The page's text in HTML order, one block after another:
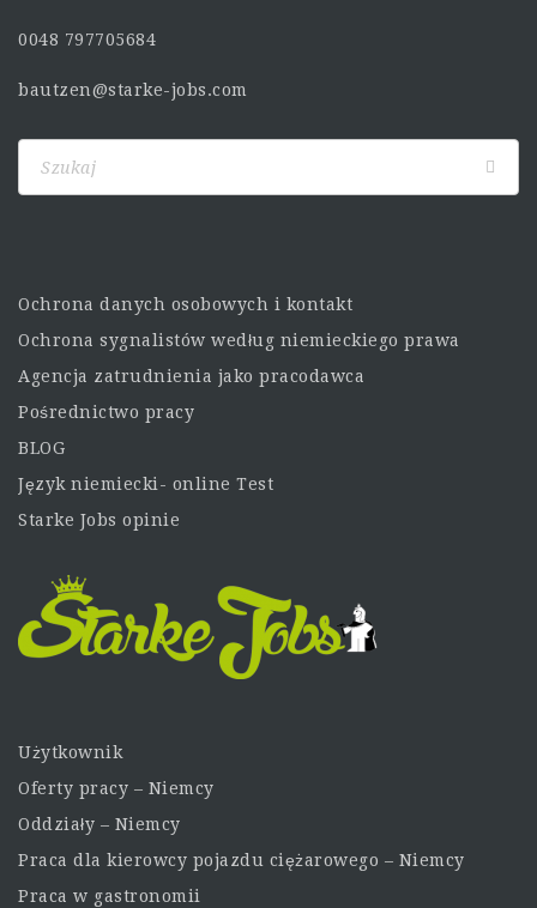
0048 797705684
bautzen@starke-jobs.com
Ochrona danych osobowych i kontakt
Ochrona sygnalistów według niemieckiego prawa
Agencja zatrudnienia jako pracodawca
Pośrednictwo pracy
BLOG
Język niemiecki- online Test
Starke Jobs opinie
Użytkownik
Oferty pracy – Niemcy
Oddziały – Niemcy
Praca dla kierowcy pojazdu ciężarowego – Niemcy
Praca w gastronomii